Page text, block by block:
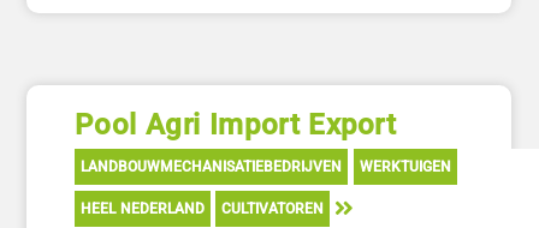
Pool Agri Import Export
LANDBOUWMECHANISATIEBEDRIJVEN WERKTUIGEN
HEEL NEDERLAND CULTIVATOREN